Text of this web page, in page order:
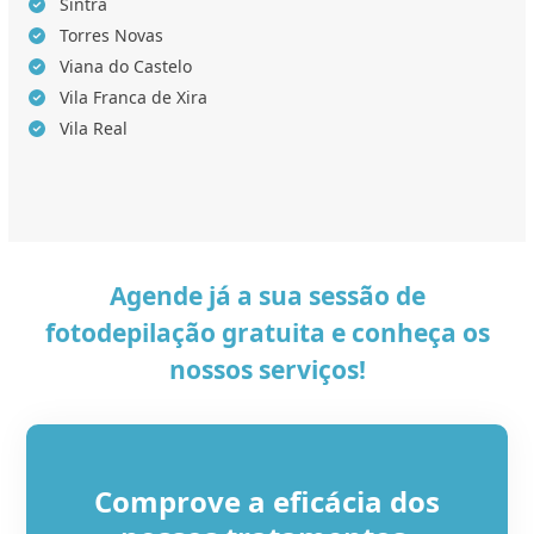
Torres Novas
Viana do Castelo
Vila Franca de Xira
Vila Real
Agende já a sua sessão de
fotodepilação gratuita e conheça os
nossos serviços!
Comprove a eficácia dos